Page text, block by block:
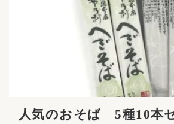
人気のおそば 5種10本